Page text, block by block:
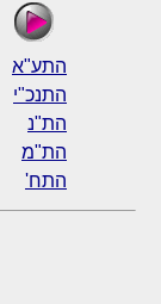
התע"א
התנכ"י
הת"נ
הת"מ
התח'